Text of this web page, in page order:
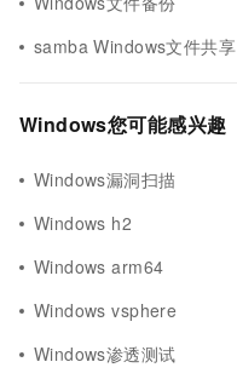
samba Windows文件共享
Windows您可能感兴趣
Windows漏洞扫描
Windows h2
Windows arm64
Windows vsphere
Windows渗透测试